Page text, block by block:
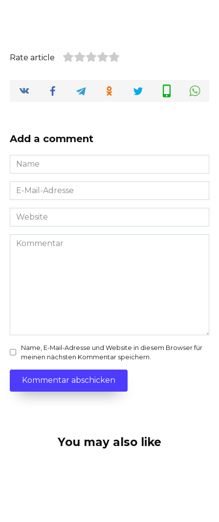
Rate article
Add a comment
Name
*
E-
Mail-
Adresse
Website
Kommentar
Name, E-Mail-Adresse und Website in diesem Browser für
meinen nächsten Kommentar speichern.
You may also like